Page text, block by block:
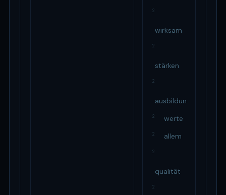
2
wirksam
2
stärken
2
ausbildung
2 werte
2 allem
2
qualität
2